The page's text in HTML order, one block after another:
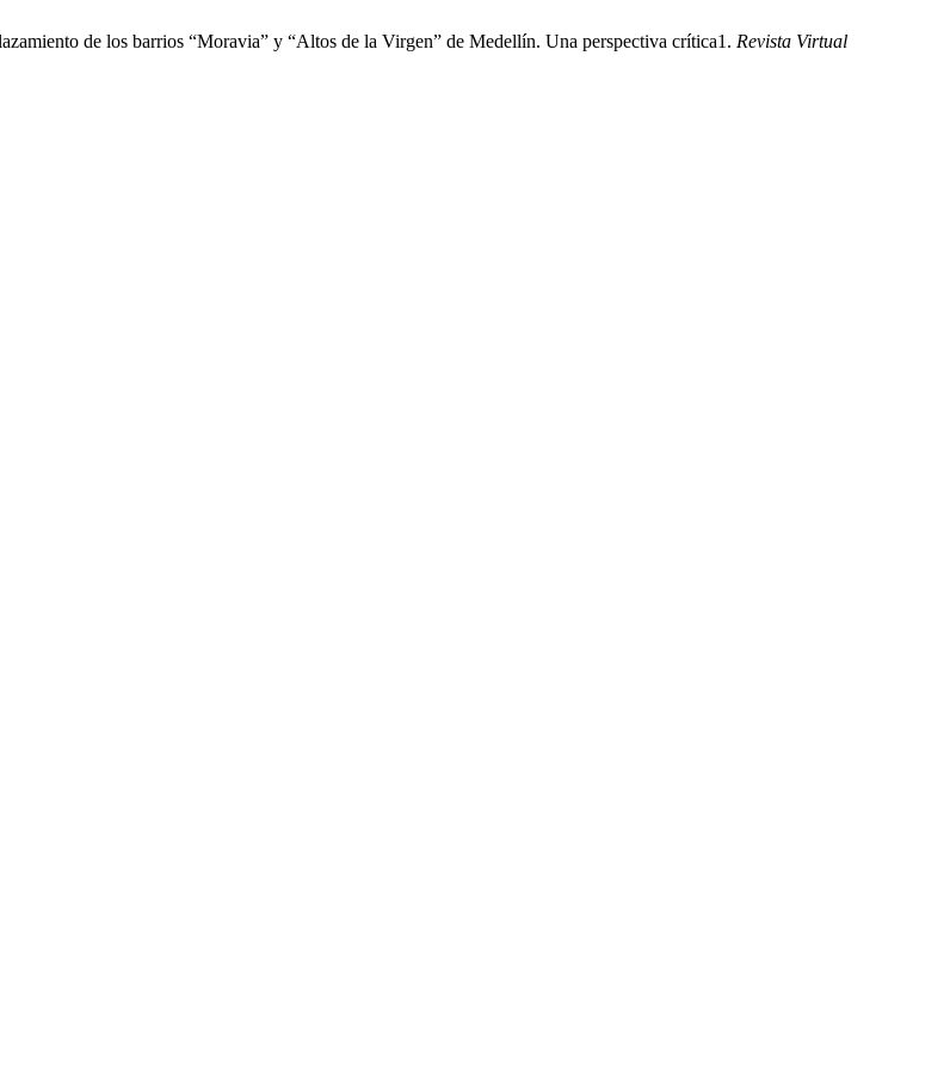
de los barrios “Moravia” y “Altos de la Virgen” de Medellín. Una perspectiva crítica1. Revista Virtual